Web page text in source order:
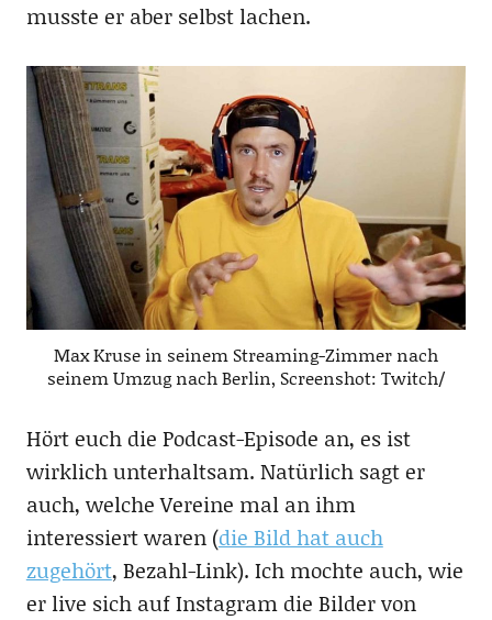
musste er aber selbst lachen.
Max Kruse in seinem Streaming-Zimmer nach
seinem Umzug nach Berlin, Screenshot: Twitch/
Hört euch die Podcast-Episode an, es ist
wirklich unterhaltsam. Natürlich sagt er
auch, welche Vereine mal an ihm
interessiert waren (die Bild hat auch
zugehört, Bezahl-Link). Ich mochte auch, wie
er live sich auf Instagram die Bilder von